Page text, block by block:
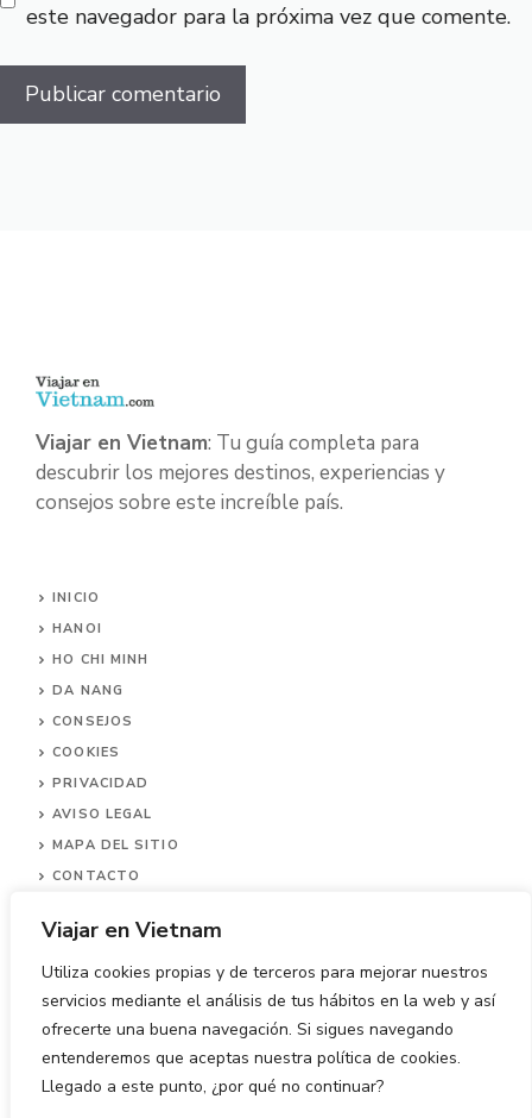
Viajar en Vietnam
Utiliza cookies propias y de terceros para mejorar nuestros
servicios mediante el análisis de tus hábitos en la web y así
ofrecerte una buena navegación. Si sigues navegando
entenderemos que aceptas nuestra política de cookies.
Llegado a este punto, ¿por qué no continuar?
este navegador para la próxima vez que comente.
Viajar en Vietnam: Tu guía completa para
descubrir los mejores destinos, experiencias y
consejos sobre este increíble país.
INICIO
HANOI
HO CHI MINH
DA NANG
CONSEJOS
COOKIES
PRIVACIDAD
AVISO LEGAL
MAPA DEL SITIO
CONTACTO
© 2026 Viajar en Vietnam.